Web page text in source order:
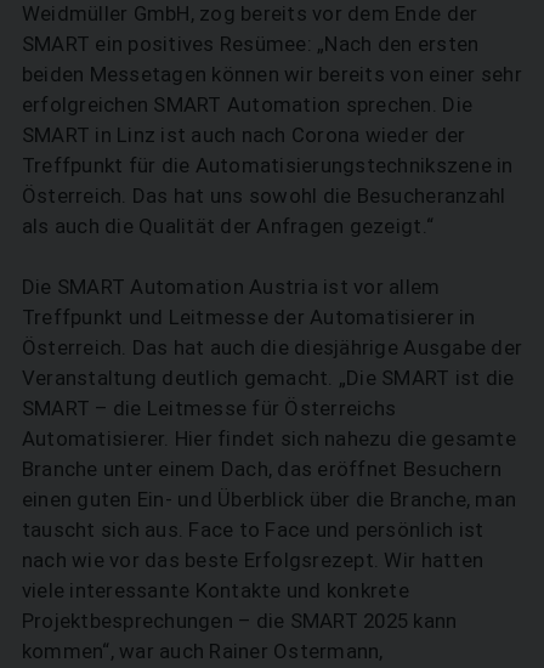
Weidmüller GmbH, zog bereits vor dem Ende der
SMART ein positives Resümee: „Nach den ersten
beiden Messetagen können wir bereits von einer sehr
erfolgreichen SMART Automation sprechen. Die
SMART in Linz ist auch nach Corona wieder der
Treffpunkt für die Automatisierungstechnikszene in
Österreich. Das hat uns sowohl die Besucheranzahl
als auch die Qualität der Anfragen gezeigt.“
Die SMART Automation Austria ist vor allem
Treffpunkt und Leitmesse der Automatisierer in
Österreich. Das hat auch die diesjährige Aus­gabe der
Veranstaltung deutlich gemacht. „Die SMART ist die
SMART – die Leitmesse für Österreichs
Automatisierer. Hier findet sich nahezu die gesamte
Branche unter einem Dach, das eröffnet Besuchern
einen guten Ein- und Überblick über die Branche, man
tauscht sich aus. Face to Face und persönlich ist
nach wie vor das beste Erfolgsrezept. Wir hatten
viele interessante Kontakte und konkrete
Projektbesprechungen – die SMART 2025 kann
kommen“, war auch Rainer Ostermann,